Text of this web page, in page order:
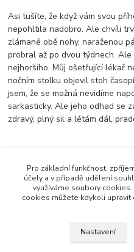
Asi tušíte, že když vám svou
nepohltila nadobro. Ale chvíli
zlámané obě nohy, naraženou
probral až po dvou týdnech.
nejhoršího. Můj ošetřující lékař
nočním stolku objevil stoh
jsem, že se možná nevidíme
sarkasticky. Ale jeho odhad se
zdravý, plný sil a létám dál,
Zboží zařazeno v
Antonio
Pro základní funkčnost,
účely a v případě udělení
využíváme soubory
cookies můžete kdykoli
Nastavení